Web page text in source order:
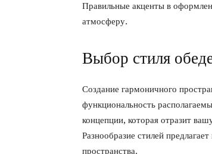
Правильные акценты в
атмосферу.
Выбор стиля
Создание гармоничного
функциональность
концепции, которая отразит
Разнообразие стилей
пространства.